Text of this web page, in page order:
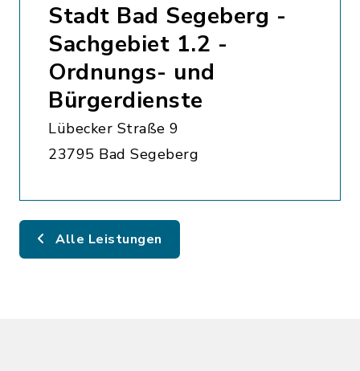
Stadt Bad Segeberg -
Sachgebiet 1.2 -
Ordnungs- und
Bürgerdienste
Lübecker Straße 9
23795 Bad Segeberg
Alle Leistungen